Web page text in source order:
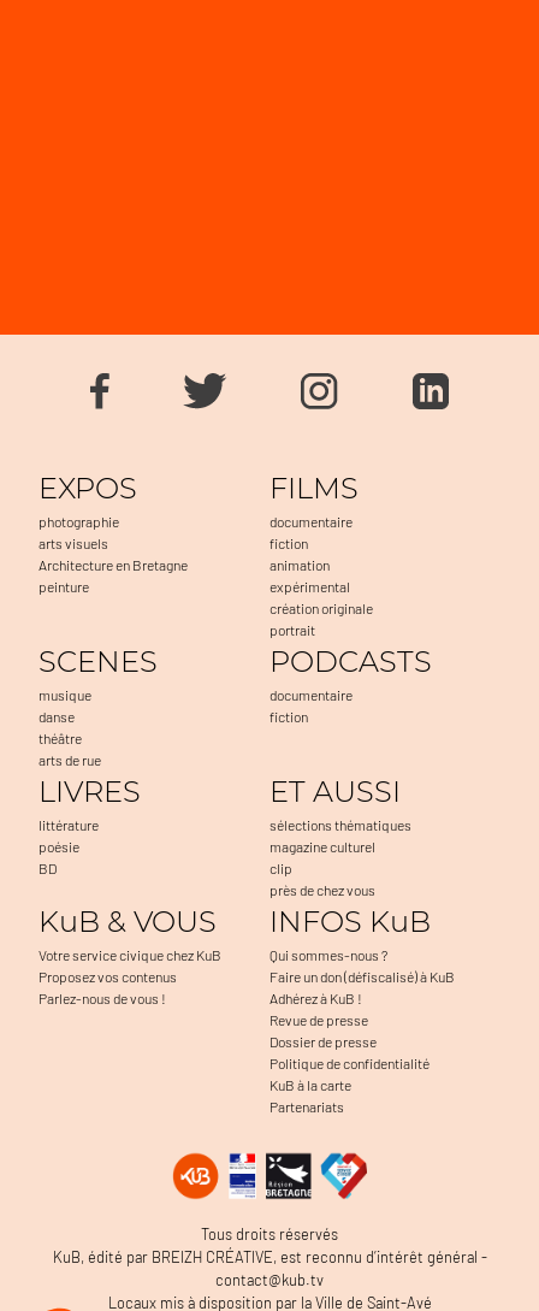
EXPOS
photographie
arts visuels
Architecture en Bretagne
peinture
FILMS
documentaire
fiction
animation
expérimental
création originale
portrait
SCENES
musique
danse
théâtre
arts de rue
PODCASTS
documentaire
fiction
LIVRES
littérature
poésie
BD
ET AUSSI
sélections thématiques
magazine culturel
clip
près de chez vous
KuB & VOUS
Votre service civique chez KuB
Proposez vos contenus
Parlez-nous de vous !
INFOS KuB
Qui sommes-nous ?
Faire un don (défiscalisé) à KuB
Adhérez à KuB !
Revue de presse
Dossier de presse
Politique de confidentialité
KuB à la carte
Partenariats
Tous droits réservés
KuB, édité par BREIZH CRÉATIVE, est reconnu d’intérêt général -
contact@kub.tv
Locaux mis à disposition par la Ville de Saint-Avé
C'est OK pour vous ?